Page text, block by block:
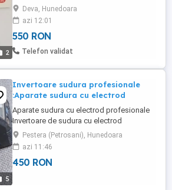
2
următoarele modele: Ariston TX 23 MFFI
Ariston TX 23 MI Ariston TX 27 MFFI (RO)
PLACA ESTE NOUĂ ! Produs NOU.
Deva, Hunedoara
azi 12:01
550 RON
Telefon validat
5
Invertoare sudura profesionale
:Aparate sudura cu electrod
Aparate sudura cu electrod profesionale
Invertoare de sudura cu electrod
Pestera (Petrosani), Hunedoara
azi 11:46
450 RON